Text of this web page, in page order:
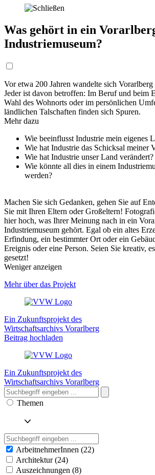
Was gehört in ein
Industriemuseum?
Vor etwa 200 Jahren wandelte sich
Jeder ist davon betroffen: Im Beruf und beim
Wahl des Wohnorts oder im persönlichen
ländlichen Talschaften finden sich Spuren.
Mehr dazu
Wie beeinflusst Industrie mein eigenes
Wie hat Industrie das Schicksal meiner
Wie hat Industrie unser Land verändert?
Wie könnte all dies in einem
werden?
Machen Sie sich Gedanken, gehen Sie auf
Sie mit Ihren Eltern oder Großeltern!
hier hoch, was Ihrer Meinung nach in ein
Industriemuseum gehört. Egal ob ein altes
Erfindung, ein bestimmter Ort oder ein
Ereignis oder eine Person. Seien Sie kreativ,
gesetzt!
Weniger anzeigen
Mehr über das Projekt
Ein Zukunftsprojekt des
Wirtschaftsarchivs Vorarlberg
Beitrag hochladen
Ein Zukunftsprojekt des
Wirtschaftsarchivs Vorarlberg
Themen
ArbeitnehmerInnen (22)
Architektur (24)
Auszeichnungen (8)